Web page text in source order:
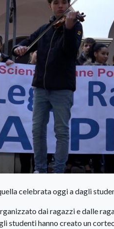
celebrata oggi a dagli
dai ragazzi e dalle
studenti hanno creato un